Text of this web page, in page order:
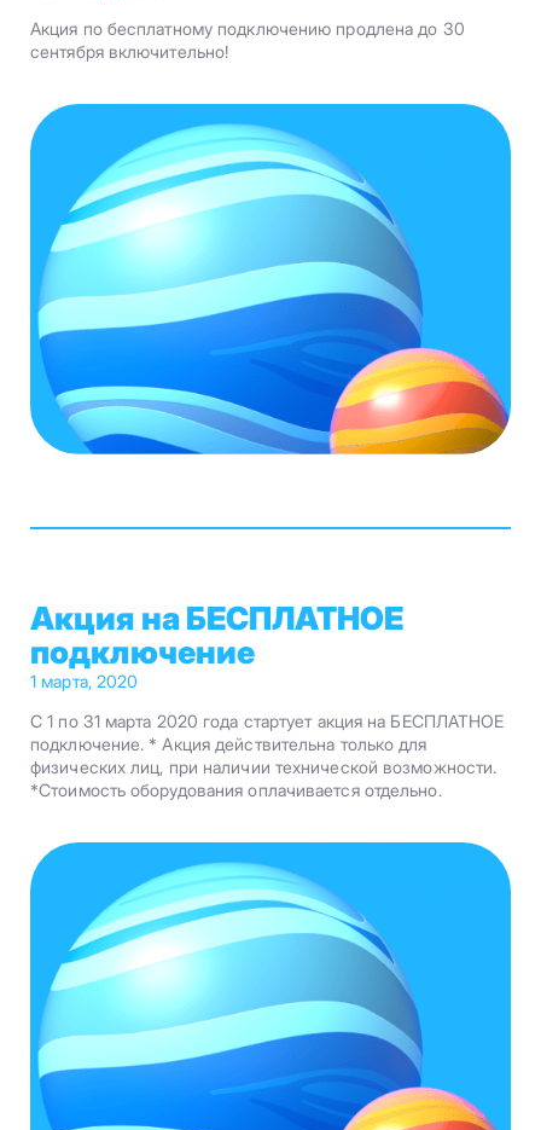
Акция по бесплатному подключению продлена до 30
сентября включительно!
Акция на БЕСПЛАТНОЕ
подключение
1 марта, 2020
С 1 по 31 марта 2020 года стартует акция на БЕСПЛАТНОЕ
подключение. * Акция действительна только для
физических лиц, при наличии технической возможности.
*Стоимость оборудования оплачивается отдельно.